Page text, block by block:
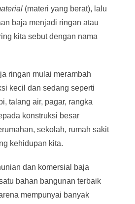
(materi yang berat), lalu
baja menjadi ringan atau
kita sebut dengan nama
ringan mulai merambah
kecil dan sedang seperti
talang air, pagar, rangka
konstruksi besar
sekolah, rumah sakit
kehidupan kita.
dan komersial baja
bahan bangunan terbaik
mempunyai banyak